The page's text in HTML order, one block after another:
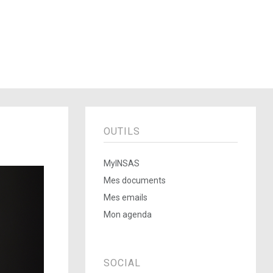
OUTILS
MyINSAS
Mes documents
Mes emails
Mon agenda
SOCIAL